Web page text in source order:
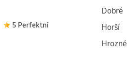
5 Perfektní
Dobré
Horší
Hrozné